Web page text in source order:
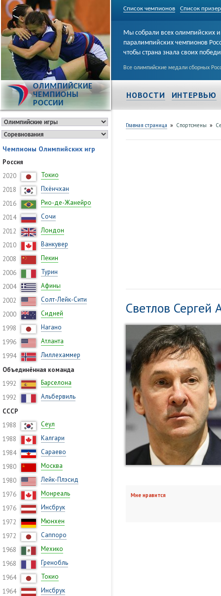
Список чемпионов Список
ОЛИМПИЙСКИЕ
ЧЕМПИОНЫ
РОССИИ
Мы собрали всех олимпийских и
паралимпийских чемпионов
чтобы страна знала своих
Все олимпийские медали сборных
НОВОСТИ ИНТЕРВЬЮ
Чемпионы Олимпийских игр
Россия
2020
Токио
2018
Пхёнчхан
2016
Рио-де-Жанейро
2014
Сочи
2012
Лондон
2010
Ванкувер
2008
Пекин
2006
Турин
2004
Афины
2002
Солт-Лейк-Сити
2000
Сидней
1998
Нагано
1996
Атланта
1994
Лиллехаммер
Объединённая команда
1992
Барселона
1992
Альбервиль
СССР
1988
Сеул
1988
Калгари
1984
Сараево
1980
Москва
1980
Лейк-Плэсид
1976
Монреаль
1976
Инсбрук
1972
Мюнхен
1972
Саппоро
1968
Мехико
1968
Гренобль
1964
Токио
1964
Инсбрук
Главная страница » Спортсмены »
Светлов Сергей
Мне нравится